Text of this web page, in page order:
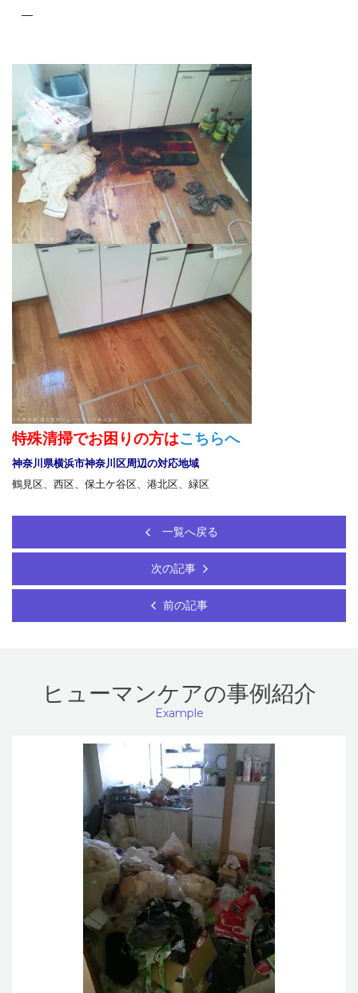
―
特殊清掃でお困りの方はこちらへ
神奈川県横浜市神奈川区周辺の対応地域
鶴見区、西区、保土ケ谷区、港北区、緑区
一覧へ戻る
次の記事
前の記事
ヒューマンケアの事例紹介
Example